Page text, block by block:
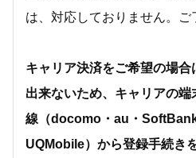
は、対応しておりません。ご
キャリア決済をご希望の場
出来ないため、キャリアの端
線（docomo・au・
UQMobile）から登録手続き